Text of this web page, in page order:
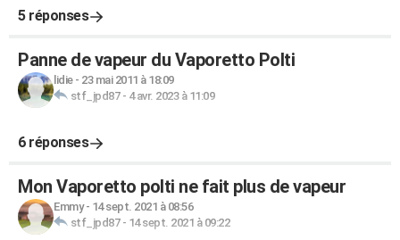
5 réponses
Panne de vapeur du Vaporetto Polti
lidie- 23 mai 2011 à 18:09
stf_jpd87- 4 avr. 2023 à 11:09
6 réponses
Mon Vaporetto polti ne fait plus de vapeur
Emmy- 14 sept. 2021 à 08:56
stf_jpd87- 14 sept. 2021 à 09:22